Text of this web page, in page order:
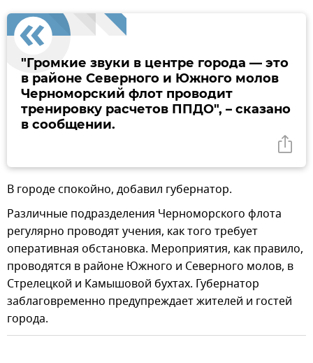
"Громкие звуки в центре города — это
в районе Северного и Южного молов
Черноморский флот проводит
тренировку расчетов ППДО", – сказано
в сообщении.
В городе спокойно, добавил губернатор.
Различные подразделения Черноморского флота
регулярно проводят учения, как того требует
оперативная обстановка. Мероприятия, как правило,
проводятся в районе Южного и Северного молов, в
Стрелецкой и Камышовой бухтах. Губернатор
заблаговременно предупреждает жителей и гостей
города.